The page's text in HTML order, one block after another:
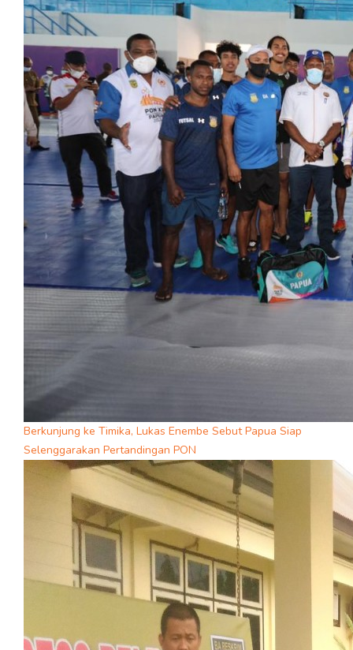
Berkunjung ke Timika, Lukas Enembe Sebut Papua Siap
Selenggarakan Pertandingan PON